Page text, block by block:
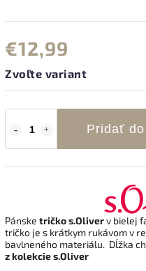
€12,99
Zvoľte variant
Pridať
Pánske tričko s.Oliverv bielej
tričko je s krátkym rukávom v
bavlneného materiálu. Dĺžka
z kolekcie s.Oliver